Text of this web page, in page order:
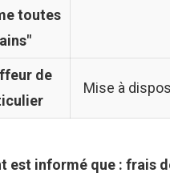
toutes
de
Mise à
est informé que : frais